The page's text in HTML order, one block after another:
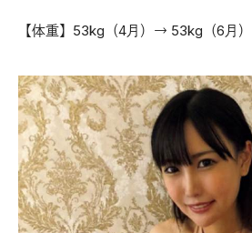
【体重】53kg（4月）→ 53kg（6月）